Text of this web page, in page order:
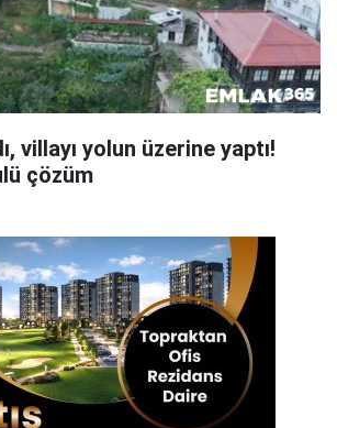
villayı yolun üzerine yaptı!
çözüm